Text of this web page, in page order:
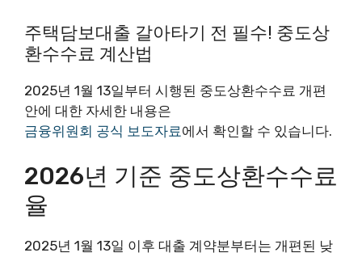
주택담보대출 갈아타기 전 필수! 중도상
환수수료 계산법
2025년 1월 13일부터 시행된 중도상환수수료 개편
안에 대한 자세한 내용은
금융위원회 공식 보도자료에서 확인할 수 있습니다.
2026년 기준 중도상환수수료
율
2025년 1월 13일 이후 대출 계약분부터는 개편된 낮